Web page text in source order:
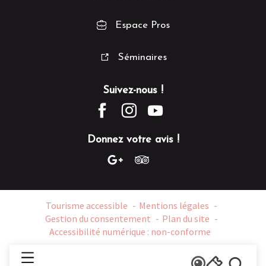
Suivez-nous !
Donnez votre avis !
Espace Pros
Séminaires
Tourisme accessible
Mentions légales
Gestion du consentement
Plan du site
Accessibilité numérique : non-conforme